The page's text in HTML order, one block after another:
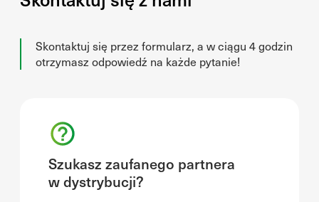
Skontaktuj się przez formularz, a w ciągu 4 godzin
otrzymasz odpowiedź na każde pytanie!
Szukasz zaufanego partnera
w dystrybucji?